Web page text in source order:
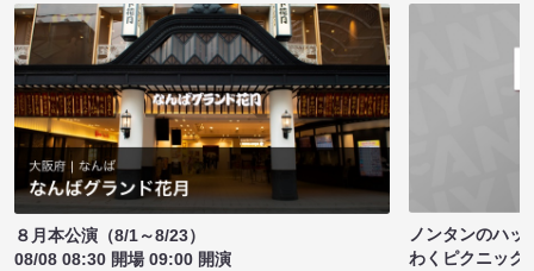
８月本公演（8/1～8/23）
08/08 08:30 開場 09:00 開演
ノンタンのハッ
わくピクニック